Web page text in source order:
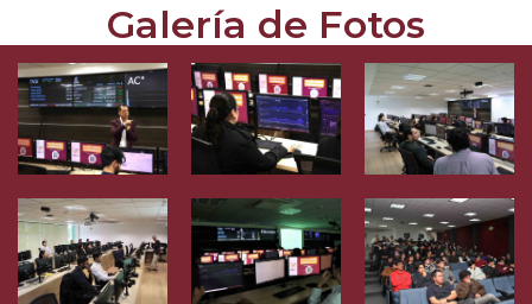
Galería de Fotos